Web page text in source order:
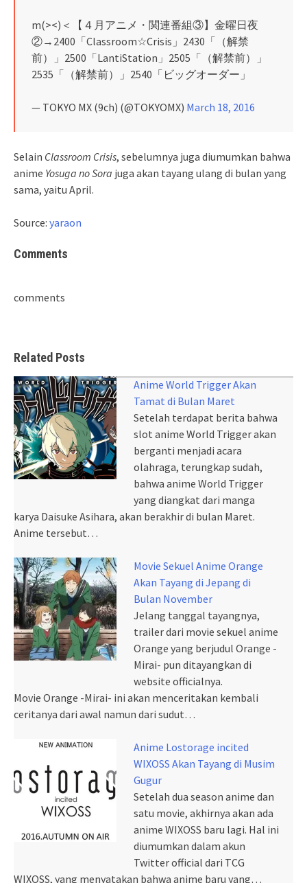
m(><)＜【４月アニメ・関連番組③】金曜日夜
②→2400「Classroom☆Crisis」2430「（解禁
前）」2500「LantiStation」2505「（解禁前）」
2535「（解禁前）」2540「ビッグオーダー」
— TOKYO MX (9ch) (@TOKYOMX) March 18, 2016
Selain Classroom Crisis, sebelumnya juga diumumkan bahwa
anime Yosuga no Sora juga akan tayang ulang di bulan yang
sama, yaitu April.
Source: yaraon
Comments
comments
Related Posts
Anime World Trigger Akan
Tamat di Bulan Maret
Setelah terdapat berita bahwa
slot anime World Trigger akan
berganti menjadi acara
olahraga, terungkap sudah,
bahwa anime World Trigger
yang diangkat dari manga
karya Daisuke Asihara, akan berakhir di bulan Maret.
Anime tersebut…
Movie Sekuel Anime Orange
Akan Tayang di Jepang di
Bulan November
Jelang tanggal tayangnya,
trailer dari movie sekuel anime
Orange yang berjudul Orange -
Mirai- pun ditayangkan di
website officialnya.
Movie Orange -Mirai- ini akan menceritakan kembali
ceritanya dari awal namun dari sudut…
Anime Lostorage incited
WIXOSS Akan Tayang di Musim
Gugur
Setelah dua season anime dan
satu movie, akhirnya akan ada
anime WIXOSS baru lagi. Hal ini
diumumkan dalam akun
Twitter official dari TCG
WIXOSS, yang menyatakan bahwa anime baru yang…